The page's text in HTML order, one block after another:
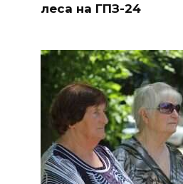
леса на ГПЗ-24